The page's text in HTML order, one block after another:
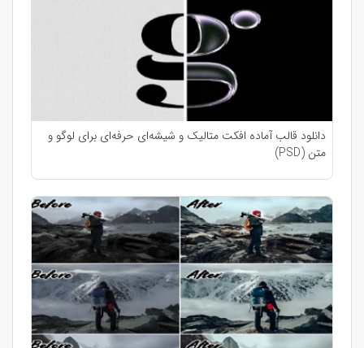
دانلود قالب آماده افکت متالیک و شیشه‌ای حرفه‌ای برای لوگو و
متن (PSD)